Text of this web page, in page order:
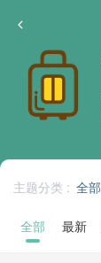
主题分类 : 全部
全部 最新